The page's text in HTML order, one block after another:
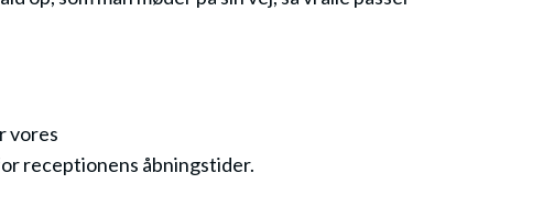
vores
receptionens åbningstider.